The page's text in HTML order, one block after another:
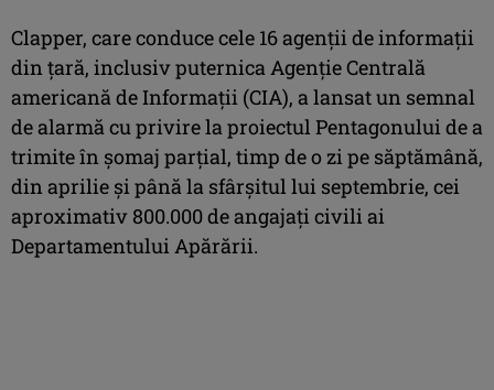
Clapper, care conduce cele 16 agenţii de informaţii
din ţară, inclusiv puternica Agenţie Centrală
americană de Informaţii (CIA), a lansat un semnal
de alarmă cu privire la proiectul Pentagonului de a
trimite în şomaj parţial, timp de o zi pe săptămână,
din aprilie şi până la sfârşitul lui septembrie, cei
aproximativ 800.000 de angajaţi civili ai
Departamentului Apărării.